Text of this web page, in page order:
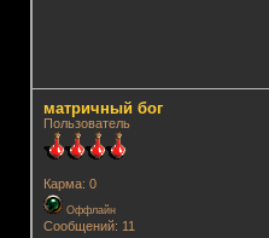
матричный бог
Пользователь
Карма: 0
Оффлайн
Сообщений: 11